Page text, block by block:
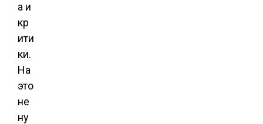
а и
кр
ити
ки.
На
это
не
ну